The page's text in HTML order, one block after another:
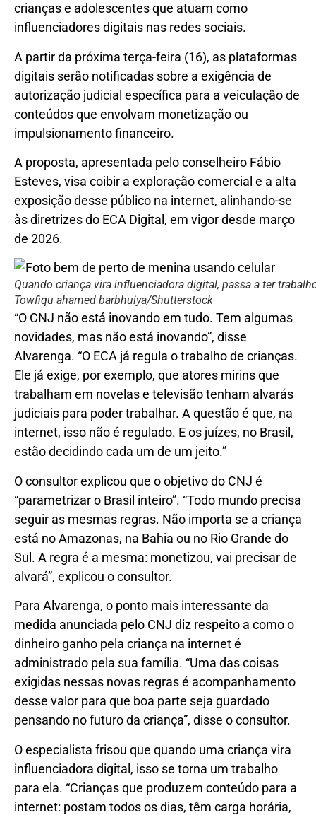
crianças e adolescentes que atuam como
influenciadores digitais nas redes sociais.
A partir da próxima terça-feira (16), as plataformas
digitais serão notificadas sobre a exigência de
autorização judicial específica para a veiculação de
conteúdos que envolvam monetização ou
impulsionamento financeiro.
A proposta, apresentada pelo conselheiro Fábio
Esteves, visa coibir a exploração comercial e a alta
exposição desse público na internet, alinhando-se
às diretrizes do ECA Digital, em vigor desde março
de 2026.
Quando criança vira influenciadora digital, passa a ter
Towfiqu ahamed barbhuiya/Shutterstock
“O CNJ não está inovando em tudo. Tem algumas
novidades, mas não está inovando”, disse
Alvarenga. “O ECA já regula o trabalho de crianças.
Ele já exige, por exemplo, que atores mirins que
trabalham em novelas e televisão tenham alvarás
judiciais para poder trabalhar. A questão é que, na
internet, isso não é regulado. E os juízes, no Brasil,
estão decidindo cada um de um jeito.”
O consultor explicou que o objetivo do CNJ é
“parametrizar o Brasil inteiro”. “Todo mundo precisa
seguir as mesmas regras. Não importa se a criança
está no Amazonas, na Bahia ou no Rio Grande do
Sul. A regra é a mesma: monetizou, vai precisar de
alvará”, explicou o consultor.
Para Alvarenga, o ponto mais interessante da
medida anunciada pelo CNJ diz respeito a como o
dinheiro ganho pela criança na internet é
administrado pela sua família. “Uma das coisas
exigidas nessas novas regras é acompanhamento
desse valor para que boa parte seja guardado
pensando no futuro da criança”, disse o consultor.
O especialista frisou que quando uma criança vira
influenciadora digital, isso se torna um trabalho
para ela. “Crianças que produzem conteúdo para a
internet: postam todos os dias, têm carga horária,